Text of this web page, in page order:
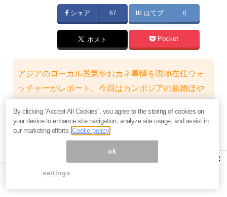
シェア 67 はてブ 0
ポスト Pocket
アジアのローカル景気やおカネ事情を現地在住ウォ
ッチャーがレポート。今回はカンボジアの新婚ほや
当地事情」を探ってみました（取材・文 / げん 改め
けん）
【 取材時の為替レート: 1USドル = 約4,100カンボジ
アリエル = 約120円 】
※カンボジアではUSドルが広く通用しています
×
By clicking “Accept All Cookies”, you agree to the storing of cookies on
your device to enhance site navigation, analyze site usage, and assist in
our marketing efforts.Coolie policy
ok
settings